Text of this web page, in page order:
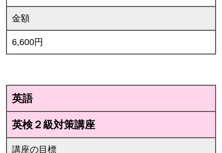
金額
6,600円
英語
英検２級対策講座
講座の目標